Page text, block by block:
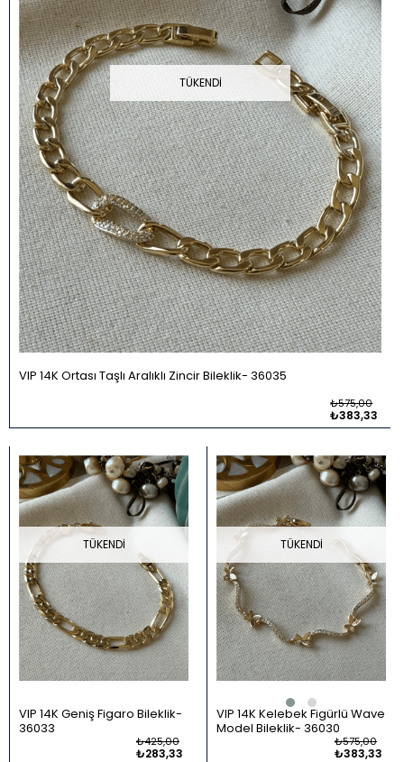
TÜKENDI
VIP 14K Ortası Taşlı Aralıklı Zincir Bileklik 36035
₺383,33
₺575,00
TÜKENDI
VIP 14K Geniş Figaro Bileklik
36033
₺283,33
₺425,00
TÜKENDI
VIP 14K Kelebek Figürlü Wave
Model Bileklik 36030
₺383,33
₺575,00